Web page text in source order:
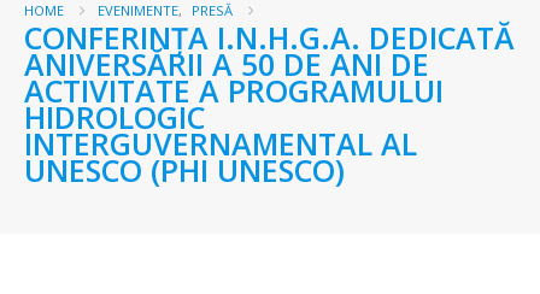
HOME EVENIMENTE, PRESĂ
CONFERINȚA I.N.H.G.A. DEDICATĂ
ANIVERSĂRII A 50 DE ANI DE
ACTIVITATE A PROGRAMULUI
HIDROLOGIC
INTERGUVERNAMENTAL AL
UNESCO (PHI UNESCO)